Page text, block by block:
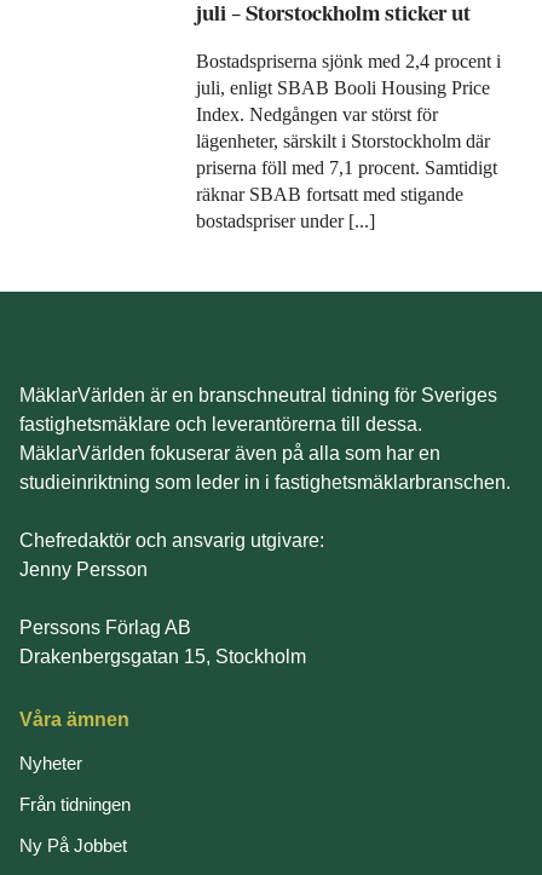
juli – Storstockholm sticker ut
Bostadspriserna sjönk med 2,4 procent i
juli, enligt SBAB Booli Housing Price
Index. Nedgången var störst för
lägenheter, särskilt i Storstockholm där
priserna föll med 7,1 procent. Samtidigt
räknar SBAB fortsatt med stigande
bostadspriser under [...]
MäklarVärlden är en branschneutral tidning för Sveriges
fastighetsmäklare och leverantörerna till dessa.
MäklarVärlden fokuserar även på alla som har en
studieinriktning som leder in i fastighetsmäklarbranschen.
Chefredaktör och ansvarig utgivare:
Jenny Persson
Perssons Förlag AB
Drakenbergsgatan 15, Stockholm
Våra ämnen
Nyheter
Från tidningen
Ny På Jobbet